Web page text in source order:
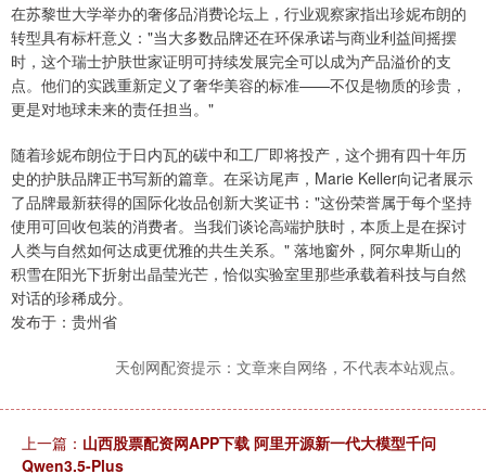
在苏黎世大学举办的奢侈品消费论坛上，行业观察家指出珍妮布朗的
转型具有标杆意义："当大多数品牌还在环保承诺与商业利益间摇摆
时，这个瑞士护肤世家证明可持续发展完全可以成为产品溢价的支
点。他们的实践重新定义了奢华美容的标准——不仅是物质的珍贵，
更是对地球未来的责任担当。"
随着珍妮布朗位于日内瓦的碳中和工厂即将投产，这个拥有四十年历
史的护肤品牌正书写新的篇章。在采访尾声，Marie Keller向记者展示
了品牌最新获得的国际化妆品创新大奖证书："这份荣誉属于每个坚持
使用可回收包装的消费者。当我们谈论高端护肤时，本质上是在探讨
人类与自然如何达成更优雅的共生关系。" 落地窗外，阿尔卑斯山的
积雪在阳光下折射出晶莹光芒，恰似实验室里那些承载着科技与自然
对话的珍稀成分。
发布于：贵州省
天创网配资提示：文章来自网络，不代表本站观点。
上一篇： 山西股票配资网APP下载 阿里开源新一代大模型千问
Qwen3.5-Plus